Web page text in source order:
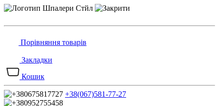
Порівняння товарів
Закладки
Кошик
+38(067)581-77-27